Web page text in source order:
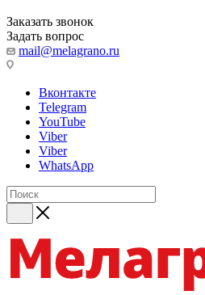
Заказать звонок
Задать вопрос
mail@melagrano.ru
Вконтакте
Telegram
YouTube
Viber
Viber
WhatsApp